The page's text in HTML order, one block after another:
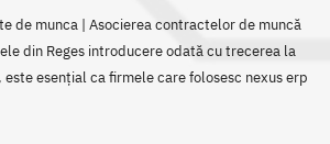
de munca | Asocierea contractelor de muncă
din Reges introducere odată cu trecerea la
esențial ca firmele care folosesc nexus erp